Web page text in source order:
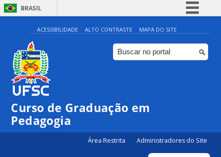
BRASIL
Simplifique!
Comunica BR
Participe
Canais
ACESSIBILIDADE ALTO CONTRASTE MAPA DO SITE
Curso de Graduação em
Pedagogia
Área Restrita Administradores do Site